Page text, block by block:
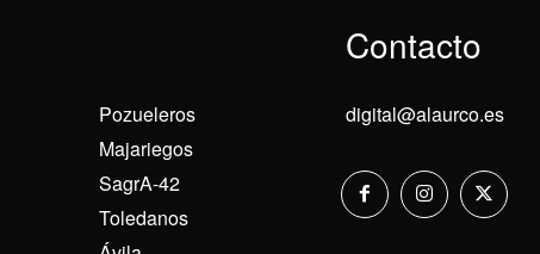
Contacto
Pozueleros
Majariegos
SagrA-42
Toledanos
digital@alaurco.es